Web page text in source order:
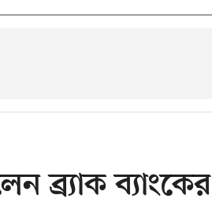
ব্র্যাক ব্যাংকের